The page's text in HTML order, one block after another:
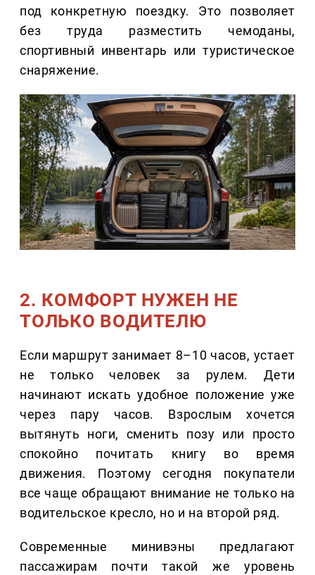
под конкретную поездку. Это позволяет
без труда разместить чемоданы,
спортивный инвентарь или туристическое
снаряжение.
2. КОМФОРТ НУЖЕН НЕ
ТОЛЬКО ВОДИТЕЛЮ
Если маршрут занимает 8–10 часов, устает
не только человек за рулем. Дети
начинают искать удобное положение уже
через пару часов. Взрослым хочется
вытянуть ноги, сменить позу или просто
спокойно почитать книгу во время
движения. Поэтому сегодня покупатели
все чаще обращают внимание не только на
водительское кресло, но и на второй ряд.
Современные минивэны предлагают
пассажирам почти такой же уровень